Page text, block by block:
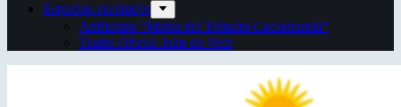
Espacios escénicos
Anfiteatro “Mario del Tránsito Cocomarola”
Teatro Oficial Juan de Vera